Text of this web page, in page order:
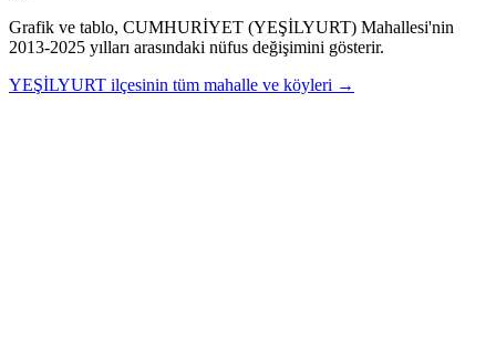
Grafik ve tablo, CUMHURİYET (YEŞİLYURT) Mahallesi'nin
2013-2025 yılları arasındaki nüfus değişimini gösterir.
YEŞİLYURT ilçesinin tüm mahalle ve köyleri →